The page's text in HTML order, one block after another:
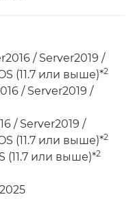
/ Server2019 /
(11.7 или выше)*2
/ Server2019 /
/ Server2019 /
(11.7 или выше)*2
(11.7 или выше)*2